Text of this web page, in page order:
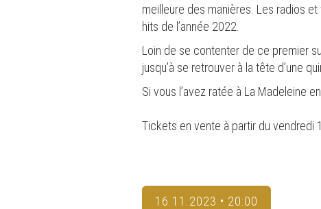
meilleure des manières. Les radios
hits de l’année 2022.
Loin de se contenter de ce premier
jusqu’à se retrouver à la tête d’une
Si vous l’avez ratée à La Madeleine
Tickets en vente à partir du vendredi
16.11.2023 • 20:00